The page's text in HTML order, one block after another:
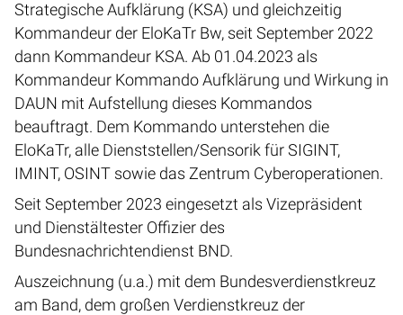
Strategische Aufklärung (KSA) und gleichzeitig
Kommandeur der EloKaTr Bw, seit September 2022
dann Kommandeur KSA. Ab 01.04.2023 als
Kommandeur Kommando Aufklärung und Wirkung in
DAUN mit Aufstellung dieses Kommandos
beauftragt. Dem Kommando unterstehen die
EloKaTr, alle Dienststellen/Sensorik für SIGINT,
IMINT, OSINT sowie das Zentrum Cyberoperationen.
Seit September 2023 eingesetzt als Vizepräsident
und Dienstältester Offizier des
Bundesnachrichtendienst BND.
Auszeichnung (u.a.) mit dem Bundesverdienstkreuz
am Band, dem großen Verdienstkreuz der